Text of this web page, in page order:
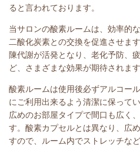
ると言われております。
当サロンの酸素ルームは、効率的
二酸化炭素との交換を促進させま
陳代謝が活発となり、老化予防、
ど、さまざまな効果が期待されます
酸素ルームは使用後必ずアルコー
にご利用出来るよう清潔に保ってい
広めのお部屋タイプで間口も広く
す。酸素カプセルとは異なり、広
すので、ルーム内でストレッチなど